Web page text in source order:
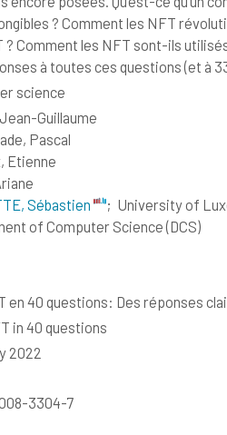
? Comment les NFT
? Comment les NFT sont-ils
à toutes ces questions (et à
science
Guillaume
Pascal
Etienne
Sébastien
; University of
of Computer Science (DCS)
en 40 questions: Des réponses
in 40 questions
2022
3304-7